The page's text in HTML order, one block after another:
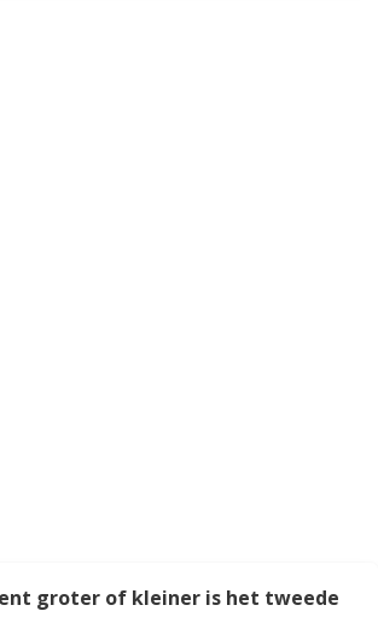
groter of kleiner is het tweede